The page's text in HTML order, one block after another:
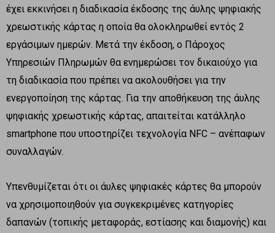
έχει εκκινήσει η διαδικασία έκδοσης της άυλης ψηφιακής
χρεωστικής κάρτας η οποία θα ολοκληρωθεί εντός 2
εργάσιμων ημερών. Μετά την έκδοση, ο Πάροχος
Υπηρεσιών Πληρωμών θα ενημερώσει τον δικαιούχο για
τη διαδικασία που πρέπει να ακολουθήσει για την
ενεργοποίηση της κάρτας. Για την αποθήκευση της άυλης
ψηφιακής χρεωστικής κάρτας, απαιτείται κατάλληλο
smartphone που υποστηρίζει τεχνολογία NFC – ανέπαφων
συναλλαγών.
Υπενθυμίζεται ότι οι άυλες ψηφιακές κάρτες θα μπορούν
να χρησιμοποιηθούν για συγκεκριμένες κατηγορίες
δαπανών (τοπικής μεταφοράς, εστίασης και διαμονής) και